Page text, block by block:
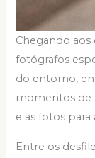
Chegando aos
fotógrafos
do entorno,
momentos de
e as fotos para
Entre os